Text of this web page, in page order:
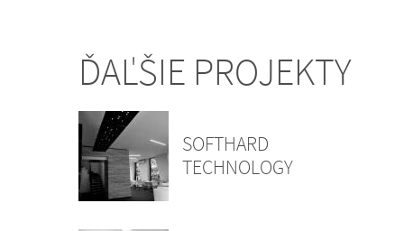
ĎAĽŠIE PROJEKTY
SOFTHARD
TECHNOLOGY